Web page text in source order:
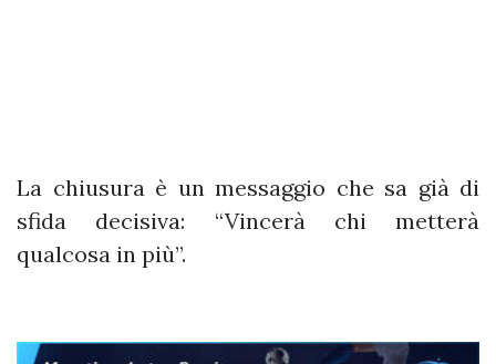
La chiusura è un messaggio che sa già di
sfida decisiva: “Vincerà chi metterà
qualcosa in più”.